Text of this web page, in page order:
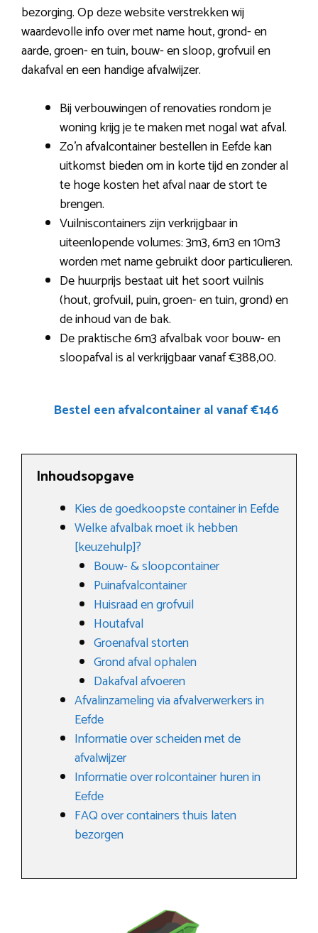
bezorging. Op deze website verstrekken wij
waardevolle info over met name hout, grond- en
aarde, groen- en tuin, bouw- en sloop, grofvuil en
dakafval en een handige afvalwijzer.
Bij verbouwingen of renovaties rondom je
woning krijg je te maken met nogal wat afval.
Zo’n afvalcontainer bestellen in Eefde kan
uitkomst bieden om in korte tijd en zonder al
te hoge kosten het afval naar de stort te
brengen.
Vuilniscontainers zijn verkrijgbaar in
uiteenlopende volumes: 3m3, 6m3 en 10m3
worden met name gebruikt door particulieren.
De huurprijs bestaat uit het soort vuilnis
(hout, grofvuil, puin, groen- en tuin, grond) en
de inhoud van de bak.
De praktische 6m3 afvalbak voor bouw- en
sloopafval is al verkrijgbaar vanaf €388,00.
Bestel een afvalcontainer al vanaf €146
Inhoudsopgave
Kies de goedkoopste container in Eefde
Welke afvalbak moet ik hebben
[keuzehulp]?
Bouw- & sloopcontainer
Puinafvalcontainer
Huisraad en grofvuil
Houtafval
Groenafval storten
Grond afval ophalen
Dakafval afvoeren
Afvalinzameling via afvalverwerkers in
Eefde
Informatie over scheiden met de
afvalwijzer
Informatie over rolcontainer huren in
Eefde
FAQ over containers thuis laten
bezorgen